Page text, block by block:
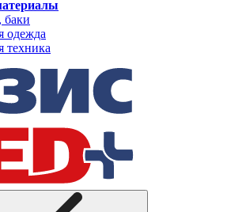
баки
одежда
техника